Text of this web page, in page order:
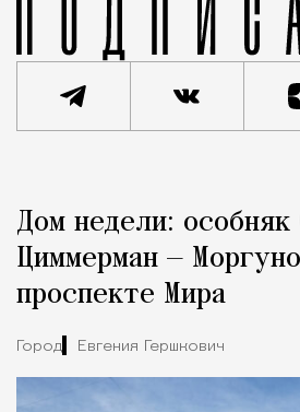
Город
Дом недели: особняк
Циммерман —
проспекте Мира
Город Евгения Гершкович